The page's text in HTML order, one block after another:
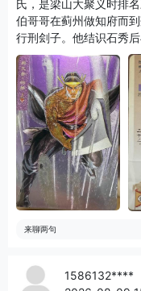
氏，是梁山大聚义时排
伯哥哥在蓟州做知府而
行刑刽子。他结识石秀
雄妻子潘巧云借为前夫
发现裴从潘的房中出来
露，反诬石秀调戏自己
秀杀裴如海和头陀胡道
迁一同落草。三人投宿
山求援，后随宋江攻打
二位，星号天牢星，担
北战，隶属卢俊义麾下
功，平定方腊后屯驻杭
来聊两句
1586132****